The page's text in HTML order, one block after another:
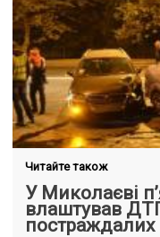
Читайте також
У Миколаєві
влаштував
постраждалих